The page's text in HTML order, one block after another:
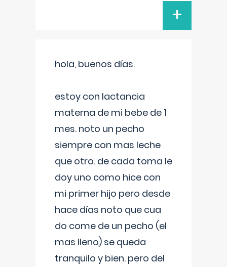
+
hola, buenos días.
estoy con lactancia
materna de mi bebe de 1
mes. noto un pecho
siempre con mas leche
que otro. de cada toma le
doy uno como hice con
mi primer hijo pero desde
hace días noto que cua
do come de un pecho (el
mas lleno) se queda
tranquilo y bien. pero del